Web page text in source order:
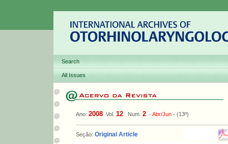
Search
All Issues
Ano: 2008 Vol. 12 Num. 2 -Abr/Jun - (13º)
Seção: Original Article